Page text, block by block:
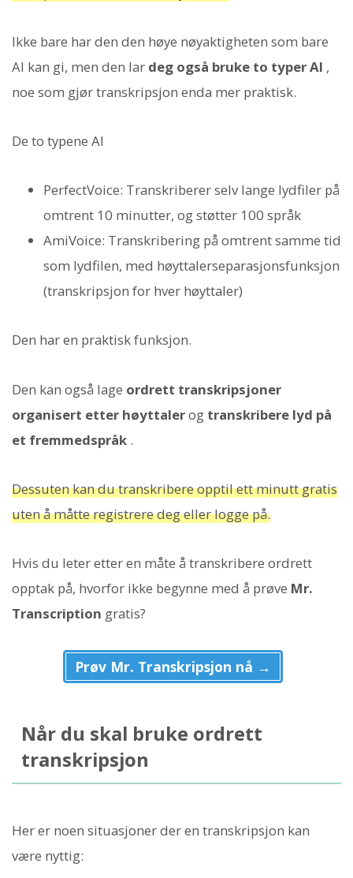
Ikke bare har den den høye nøyaktigheten som bare
AI kan gi, men den lar deg også bruke to typer AI ,
noe som gjør transkripsjon enda mer praktisk.
De to typene AI
PerfectVoice: Transkriberer selv lange lydfiler på
omtrent 10 minutter, og støtter 100 språk
AmiVoice: Transkribering på omtrent samme tid
som lydfilen, med høyttalerseparasjonsfunksjon
(transkripsjon for hver høyttaler)
Den har en praktisk funksjon.
Den kan også lage ordrett transkripsjoner
organisert etter høyttalerog transkribere lyd på
et fremmedspråk .
Dessuten kan du transkribere opptil ett minutt gratis
uten å måtte registrere deg eller logge på.
Hvis du leter etter en måte å transkribere ordrett
opptak på, hvorfor ikke begynne med å prøve Mr.
Transcription gratis?
Prøv Mr. Transkripsjon nå →
Når du skal bruke ordrett
transkripsjon
Her er noen situasjoner der en transkripsjon kan
være nyttig: